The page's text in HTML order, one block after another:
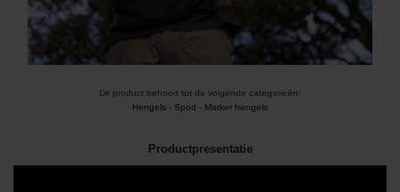
Dit product behoort tot de volgende categorieën:
Hengels - Spod - Marker hengels
Productpresentatie